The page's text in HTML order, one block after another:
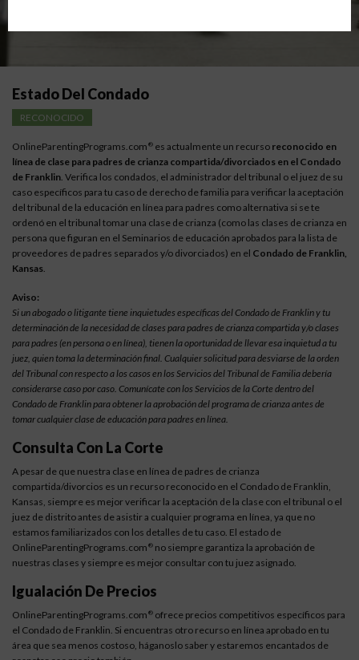
Estado Del Condado
RECONOCIDO
OnlineParentingPrograms.com ® es actualmente un recurso reconocido en
línea de clase para padres de crianza compartida/divorciados en el Condado
de Franklin. Verifica los condados, el administrador del tribunal o el juez de su
caso específicos para tu caso de derecho de familia para verificar la aceptación
del tribunal de la educación en línea para padres como alternativa si se te
ordenó en el tribunal tomar una clase de crianza (como las clases de crianza en
persona que figuran en el Seminarios de educación aprobados para la lista de
proveedores de padres separados y/o divorciados) en el Condado de Franklin,
Kansas.
Aviso:
Si un abogado o litigante tiene inquietudes específicas del Condado de Franklin y tu
determinación de la necesidad de clases para padres de crianza compartida y/o clases
para padres (en persona o en línea), tienen la oportunidad de llevar esa inquietud a tu
juez, quien toma la determinación final. Cualquier solicitud para desviarse de la orden
del Tribunal con respecto a los casos en los Servicios del Tribunal de Familia debería
considerarse caso por caso. Comunícate con los Servicios de la Corte dentro del
Condado de Franklin para obtener la aprobación del programa de crianza antes de
tomar cualquier clase de educación para padres en línea.
Consulta Con La Corte
A pesar de que nuestra clase en línea de padres de crianza
compartida/divorcios es un recurso reconocido en el Condado de Franklin,
Kansas, siempre es mejor verificar la aceptación de la clase con el tribunal o el
juez de distrito antes de asistir a cualquier programa en línea, ya que no
estamos familiarizados con los detalles de tu caso. El estado de
OnlineParentingPrograms.com ® no siempre garantiza la aprobación de
nuestras clases y siempre es mejor consultar con tu juez asignado.
Igualación De Precios
OnlineParentingPrograms.com ® ofrece precios competitivos específicos para
el Condado de Franklin. Si encuentras otro recurso en línea aprobado en tu
área que sea menos costoso, háganoslo saber y estaremos encantados de